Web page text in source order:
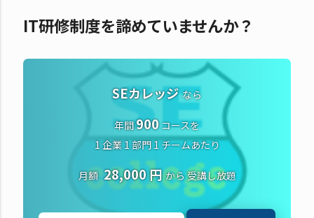
IT研修制度を諦めていませんか？
SEカレッジ なら
年間900コースを
1 企業 1 部門 1 チームあたり
月額 28,000 円 から受講し放題